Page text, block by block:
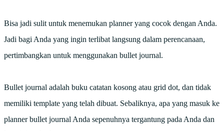
Bisa jadi sulit untuk menemukan planner yang cocok dengan Anda.
Jadi bagi Anda yang ingin terlibat langsung dalam perencanaan,
pertimbangkan untuk menggunakan bullet journal.
Bullet journal adalah buku catatan kosong atau grid dot, dan tidak
memiliki template yang telah dibuat. Sebaliknya, apa yang masuk ke
planner bullet journal Anda sepenuhnya tergantung pada Anda dan